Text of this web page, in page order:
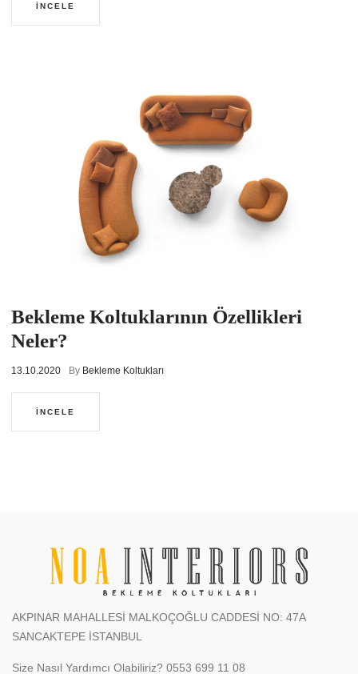
İNCELE
Bekleme Koltuklarının Özellikleri
Neler?
13.10.2020 By Bekleme Koltukları
İNCELE
AKPINAR MAHALLESİ MALKOÇOĞLU CADDESİ NO: 47A
SANCAKTEPE İSTANBUL
Size Nasıl Yardımcı Olabiliriz? 0553 699 11 08